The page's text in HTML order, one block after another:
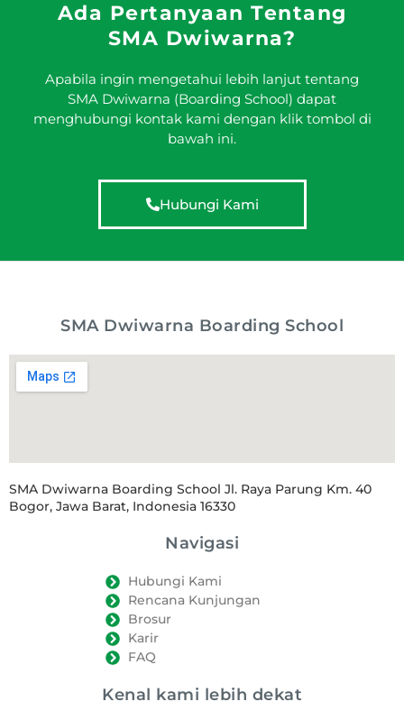
Ada Pertanyaan Tentang
SMA Dwiwarna?
Apabila ingin mengetahui lebih lanjut tentang
SMA Dwiwarna (Boarding School) dapat
menghubungi kontak kami dengan klik tombol di
bawah ini.
Hubungi Kami
SMA Dwiwarna Boarding School
SMA Dwiwarna Boarding School Jl. Raya Parung Km. 40
Bogor, Jawa Barat, Indonesia 16330
Navigasi
Hubungi Kami
Rencana Kunjungan
Brosur
Karir
FAQ
Kenal kami lebih dekat